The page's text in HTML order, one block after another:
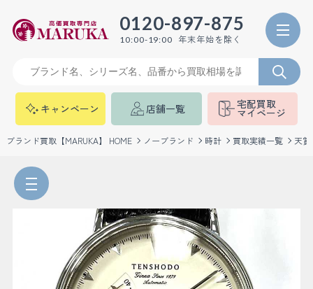
0120-897-875
10:00-19:00 年末年始を除く
キャンペーン 店舗一覧 宅配買取
マイページ
ブランド買取【MARUKA】 HOME ノーブランド 時計 買取実績一覧 天